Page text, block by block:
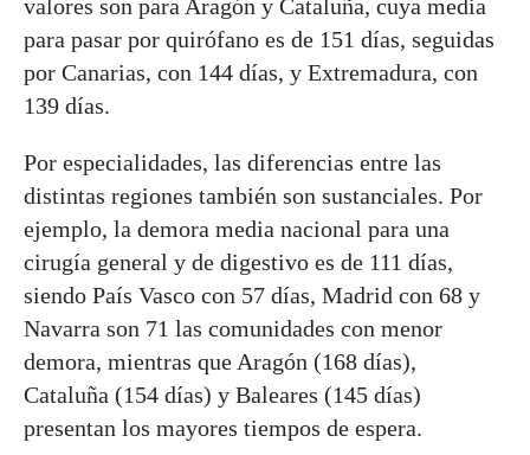
valores son para Aragón y Cataluña, cuya media
para pasar por quirófano es de 151 días, seguidas
por Canarias, con 144 días, y Extremadura, con
139 días.
Por especialidades, las diferencias entre las
distintas regiones también son sustanciales. Por
ejemplo, la demora media nacional para una
cirugía general y de digestivo es de 111 días,
siendo País Vasco con 57 días, Madrid con 68 y
Navarra son 71 las comunidades con menor
demora, mientras que Aragón (168 días),
Cataluña (154 días) y Baleares (145 días)
presentan los mayores tiempos de espera.